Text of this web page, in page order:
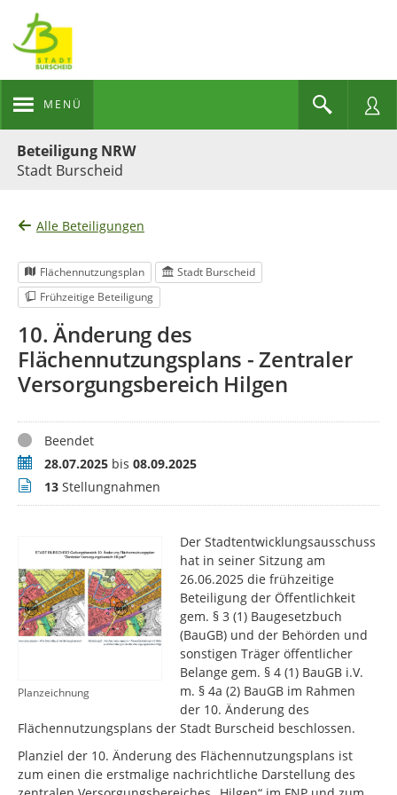
MENÜ
Beteiligung NRW
Stadt Burscheid
Alle Beteiligungen
Flächennutzungsplan
Stadt Burscheid
Frühzeitige Beteiligung
10. Änderung des
Flächennutzungsplans - Zentraler
Versorgungsbereich Hilgen
StatusBeendet
Zeitraum28.07.2025 bis 08.09.2025
Stellungnahmen
13 Stellungnahmen
Planzeichnung
Der Stadtentwicklungsausschuss
hat in seiner Sitzung am
26.06.2025 die frühzeitige
Beteiligung der Öffentlichkeit
gem. § 3 (1) Baugesetzbuch
(BauGB) und der Behörden und
sonstigen Träger öffentlicher
Belange gem. § 4 (1) BauGB i.V.
m. § 4a (2) BauGB im Rahmen
der 10. Änderung des
Flächennutzungsplans der Stadt Burscheid beschlossen.
Planziel der 10. Änderung des Flächennutzungsplans ist
zum einen die erstmalige nachrichtliche Darstellung des